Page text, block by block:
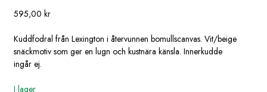
595,00kr
Kuddfodral från Lexington i återvunnen bomullscanvas. Vit/beige
snäckmotiv som ger en lugn och kustnära känsla. Innerkudde
ingår ej.
I lager